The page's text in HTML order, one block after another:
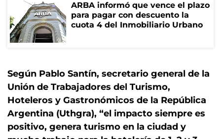
ARBA informó que vence el plazo
para pagar con descuento la
cuota 4 del Inmobiliario Urbano
Según Pablo Santín, secretario general de la
Unión de Trabajadores del Turismo,
Hoteleros y Gastronómicos de la República
Argentina (Uthgra), “el impacto siempre es
positivo, genera turismo en la ciudad y